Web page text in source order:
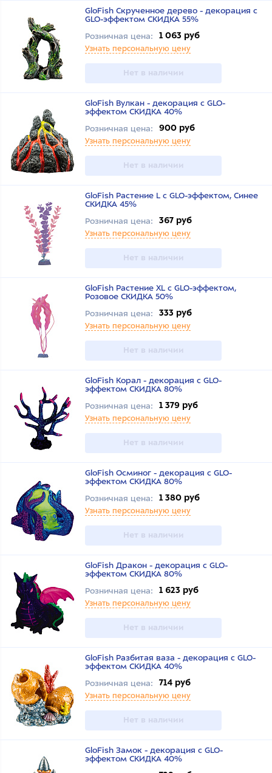
GloFish Скрученное дерево - декорация с
GLO-эффектом СКИДКА 55%
Розничная цена:
1 063 руб
Узнать персональную цену
Нет в наличии
GloFish Вулкан - декорация с GLO-
эффектом СКИДКА 40%
Розничная цена:
900 руб
Узнать персональную цену
Нет в наличии
GloFish Растение L с GLO-эффектом, Синее
СКИДКА 45%
Розничная цена:
367 руб
Узнать персональную цену
Нет в наличии
GloFish Растение XL с GLO-эффектом,
Розовое СКИДКА 50%
Розничная цена:
333 руб
Узнать персональную цену
Нет в наличии
GloFish Корал - декорация с GLO-
эффектом СКИДКА 80%
Розничная цена:
1 379 руб
Узнать персональную цену
Нет в наличии
GloFish Осминог - декорация с GLO-
эффектом СКИДКА 80%
Розничная цена:
1 380 руб
Узнать персональную цену
Нет в наличии
GloFish Дракон - декорация с GLO-
эффектом СКИДКА 80%
Розничная цена:
1 623 руб
Узнать персональную цену
Нет в наличии
GloFish Разбитая ваза - декорация с GLO-
эффектом СКИДКА 40%
Розничная цена:
714 руб
Узнать персональную цену
Нет в наличии
GloFish Замок - декорация с GLO-
эффектом СКИДКА 40%